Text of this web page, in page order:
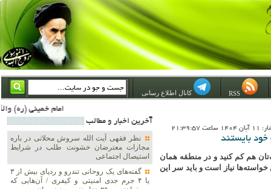
کانال اطلاع رسانی
امام خمینی (ره) والله اسلام تمامش سیاست است؛ ***** امام شهید: به گفتار امام و کردار امام اهتمام بورزید ***** امام خمینی(ره): ان شاء الله ما اندوه دلمان را در وقت مناسب با انتقام از امریکا
21:39:57
خود بایستند
هم کم کنید و در منطقه همان
نیاز است و باید سر این
آخرين اخبار و مطالب
نظر فقهی آیت الله سروش محلاتی در باره
مجازات معترضان خشونت طلب در شرایط
استیصال اجتماعی
گفته‌های یک روحانی تندرو و ردپای بیش از ۳
یا ۴ جرم جدی امنیتی و کیفری / آن‌هایی که